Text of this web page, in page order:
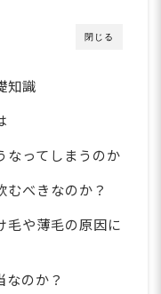
閉じる
知識
なってしまうのか
むべきなのか？
毛や薄毛の原因に
のか？